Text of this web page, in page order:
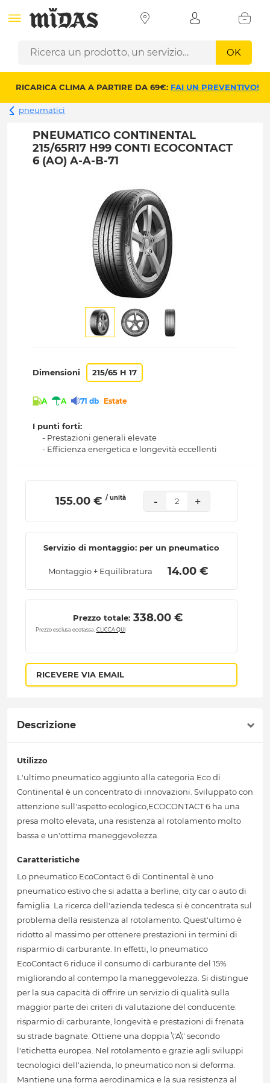
OK
RICARICA CLIMA A PARTIRE DA 69€: FAI UN PREVENTIVO!
pneumatici
PNEUMATICO CONTINENTAL
215/65R17 H99 CONTI ECOCONTACT
6 (AO) A-A-B-71
Dimensioni 215/65 H 17
A A 71 db Estate
I punti forti:
- Prestazioni generali elevate
- Efficienza energetica e longevità eccellenti
155.00 € / unità - 2 +
Servizio di montaggio: per un pneumatico
Montaggio + Equilibratura 14.00 €
Prezzo totale: 338.00 €
Prezzo esclusa ecotassa. CLICCA QUI
RICEVERE VIA EMAIL
Descrizione
Utilizzo
L'ultimo pneumatico aggiunto alla categoria Eco di
Continental è un concentrato di innovazioni. Sviluppato con
attenzione sull'aspetto ecologico,ECOCONTACT 6 ha una
presa molto elevata, una resistenza al rotolamento molto
bassa e un'ottima maneggevolezza.
Caratteristiche
Lo pneumatico EcoContact 6 di Continental è uno
pneumatico estivo che si adatta a berline, city car o auto di
famiglia. La ricerca dell'azienda tedesca si è concentrata sul
problema della resistenza al rotolamento. Quest'ultimo è
ridotto al massimo per ottenere prestazioni in termini di
risparmio di carburante. In effetti, lo pneumatico
EcoContact 6 riduce il consumo di carburante del 15%
migliorando al contempo la maneggevolezza. Si distingue
per la sua capacità di offrire un servizio di qualità sulla
maggior parte dei criteri di valutazione del conducente:
risparmio di carburante, longevità e prestazioni di frenata
su strade bagnate. Ottiene una doppia \"A\" secondo
l'etichetta europea. Nel rotolamento e grazie agli sviluppi
tecnologici dell'azienda, lo pneumatico non si deforma.
Mantiene una forma aerodinamica e la sua resistenza al